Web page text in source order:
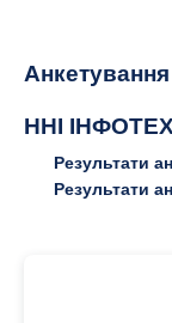
ННІ ІНФОТЕХ
Результати
Результати